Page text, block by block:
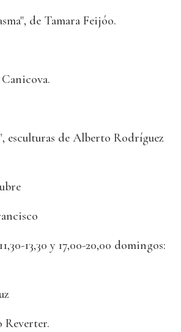
de Tamara Feijóo.
esculturas de Alberto Rodríguez
13,30 y 17,00-20,00 domingos:
Reverter.